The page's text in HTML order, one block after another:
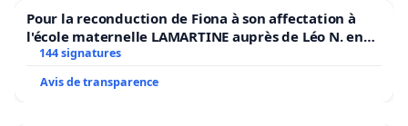
Pour la reconduction de Fiona à son affectation à
l'école maternelle LAMARTINE auprès de Léo N. en
2026/2027
144 signatures
Avis de transparence